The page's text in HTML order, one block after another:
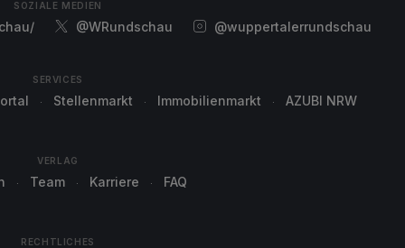
SOZIALE MEDIEN
@WRundschau @wuppertalerrundschau
SERVICES
Stellenmarkt Immobilienmarkt AZUBI NRW
VERLAG
Team Karriere FAQ
RECHTLICHES